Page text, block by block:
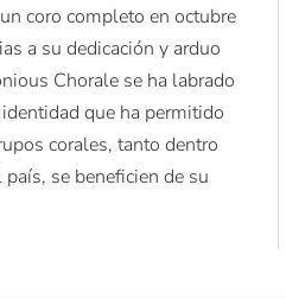
coro completo en octubre
a su dedicación y arduo
Chorale se ha labrado
que ha permitido
corales, tanto dentro
se beneficien de su